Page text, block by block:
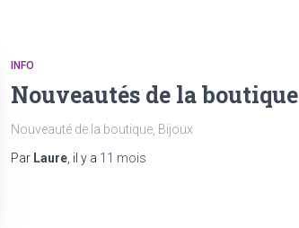
INFO
Nouveautés de la boutique
Nouveauté de la boutique, Bijoux
Par Laure , il y a 11 mois